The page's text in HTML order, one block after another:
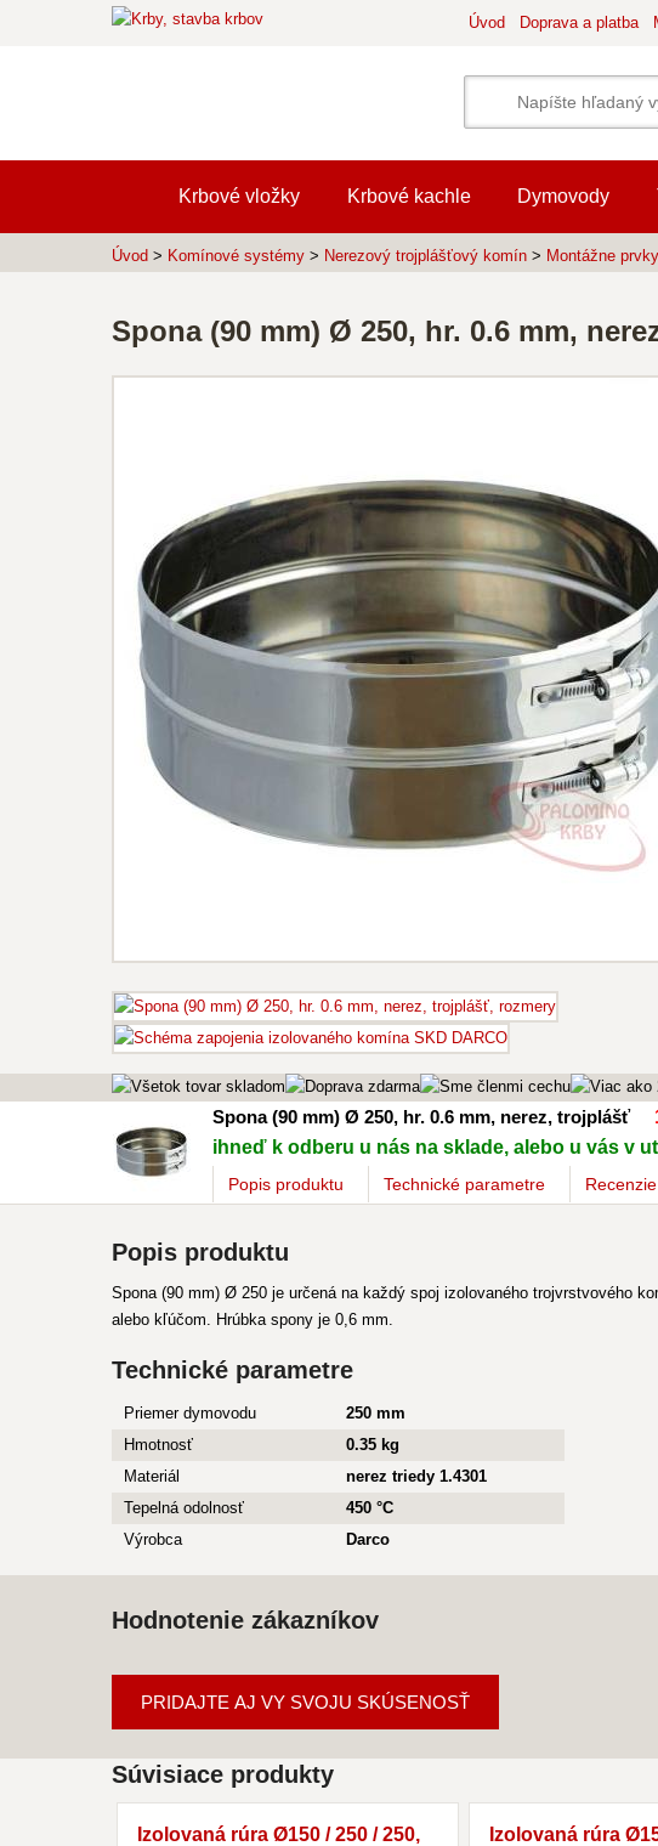
Úvod Doprava a platba
Krbové vložky Krbové kachle Dymovody
Úvod > Komínové systémy > Nerezový trojplášťový komín > Montážne
Spona (90 mm) Ø 250, hr. 0.6 mm,
Spona (90 mm) Ø 250, hr. 0.6 mm, nerez, trojplášť
ihneď k odberu u nás na sklade, alebo u vás v
Popis produktu Technické parametre Recenzie
Popis produktu
Spona (90 mm) Ø 250 je určená na každý spoj izolovaného trojvrstvového
alebo kľúčom. Hrúbka spony je 0,6 mm.
Technické parametre
Priemer dymovodu
250 mm
Hmotnosť
0.35 kg
Materiál
nerez triedy 1.4301
Tepelná odolnosť
450 °C
Výrobca
Darco
Hodnotenie zákazníkov
PRIDAJTE AJ VY SVOJU SKÚSENOSŤ
Súvisiace produkty
Izolovaná rúra Ø150 / 250 / 250,
Izolovaná rúra